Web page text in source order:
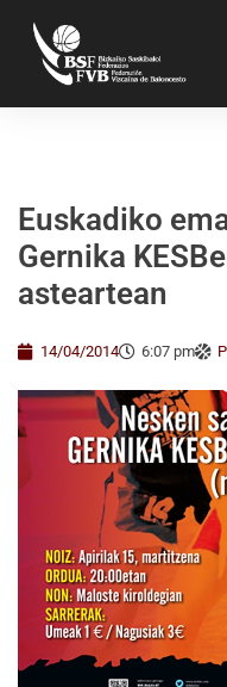
Euskadiko
Gernika
asteartean
14/04/2014 6:07 pm